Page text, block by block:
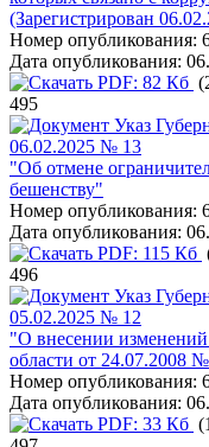
(Зарегистрирован
Номер опубликования:
Дата опубликования:
PDF: 82 Кб
495
Указ
06.02.2025 № 13
"Об отмене
бешенству"
Номер опубликования:
Дата опубликования:
PDF: 115 Кб
496
Указ
05.02.2025 № 12
"О внесении изменений
области от 24.07.2008
Номер опубликования:
Дата опубликования:
PDF: 33 Кб